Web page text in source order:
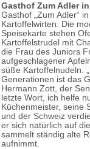
Gasthof Zum Adler
Gasthof „Zum Adler“
Kartoffelwirten. Die
Speisekarte stehen
Kartoffelstrudel mit
die Frau des Juniors
aufgeschlagener
süße Kartoffelnudeln.
Generationen ist das
Hermann Zott, der
letzte Wort, ich helfe
Küchenmeister, seine
und der Schweiz
er sich natürlich auf
sammelt ständig alte
aufnimmt.